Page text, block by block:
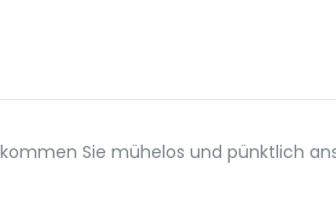
Sie mühelos und pünktlich